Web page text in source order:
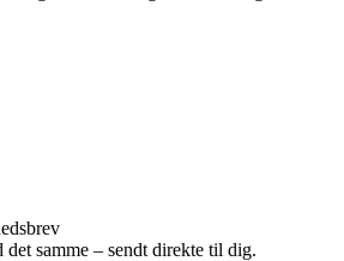
samme – sendt direkte til dig.